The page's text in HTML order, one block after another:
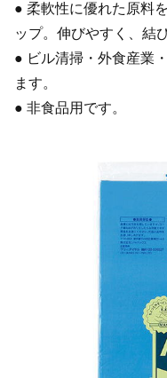
● 柔軟性に優れた原料
ップ。伸びやすく、結
● ビル清掃・外食産業
ます。
● 非食品用です。